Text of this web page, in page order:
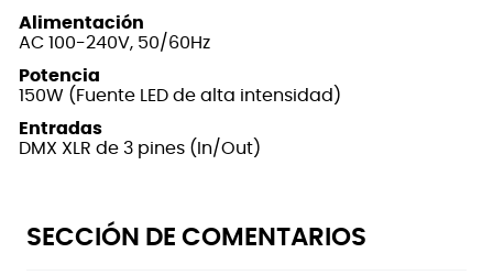
Alimentación
AC 100-240V, 50/60Hz
Potencia
150W (Fuente LED de alta intensidad)
Entradas
DMX XLR de 3 pines (In/Out)